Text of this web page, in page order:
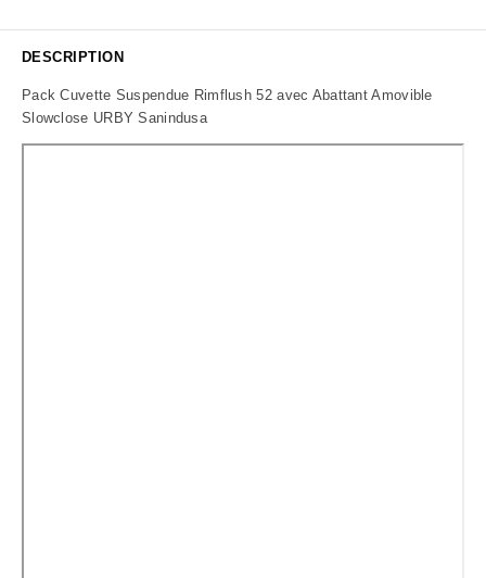
DESCRIPTION
Pack Cuvette Suspendue Rimflush 52 avec Abattant Amovible
Slowclose URBY Sanindusa